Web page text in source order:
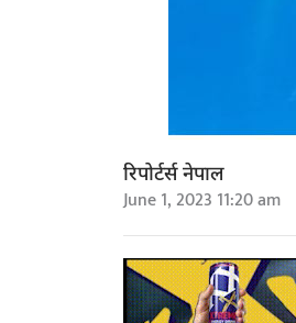
रिपोर्टर्स नेपाल
June 1, 2023 11:20 am